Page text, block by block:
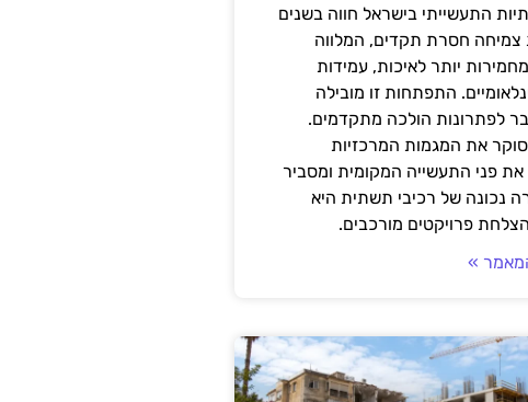
התעשייתי בישראל חווה בשנים
צמיחה חסרת תקדים, המלווה
יותר לאיכות, עמידות
התפתחות זו מובילה
לפתרונות הולכה מתקדמים.
את המגמות המרכזיות
פני התעשייה המקומית ומסביר
נכונה של רכיבי תשתית היא
פרויקטים מורכבים.
»